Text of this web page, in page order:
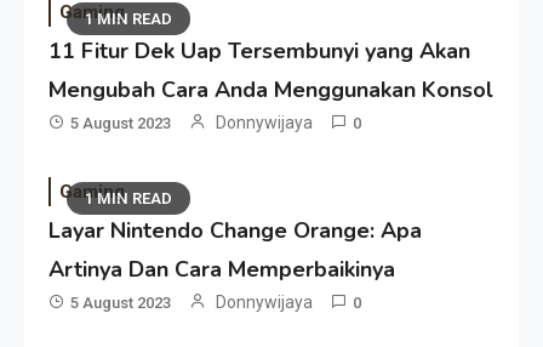
1 MIN READ
Gaming
11 Fitur Dek Uap Tersembunyi yang Akan
Mengubah Cara Anda Menggunakan Konsol
5 August 2023 Donnywijaya 0
1 MIN READ
Gaming
Layar Nintendo Change Orange: Apa
Artinya Dan Cara Memperbaikinya
5 August 2023 Donnywijaya 0